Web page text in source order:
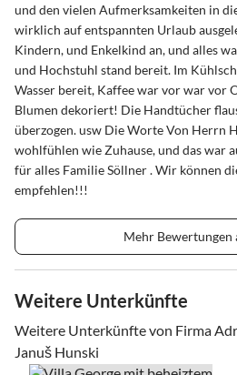
und den vielen Aufmerksamkeiten in
wirklich auf entspannten Urlaub
Kindern, und Enkelkind an, und alles
und Hochstuhl stand bereit. Im
Wasser bereit, Kaffee war vor war vor
Blumen dekoriert! Die Handtücher
überzogen. usw Die Worte Von Herrn
wohlfühlen wie Zuhause, und das war
für alles Familie Söllner . Wir können
empfehlen!!!
Mehr Bewertungen
Weitere Unterkünfte
Weitere Unterkünfte von Firma
Januš Hunski